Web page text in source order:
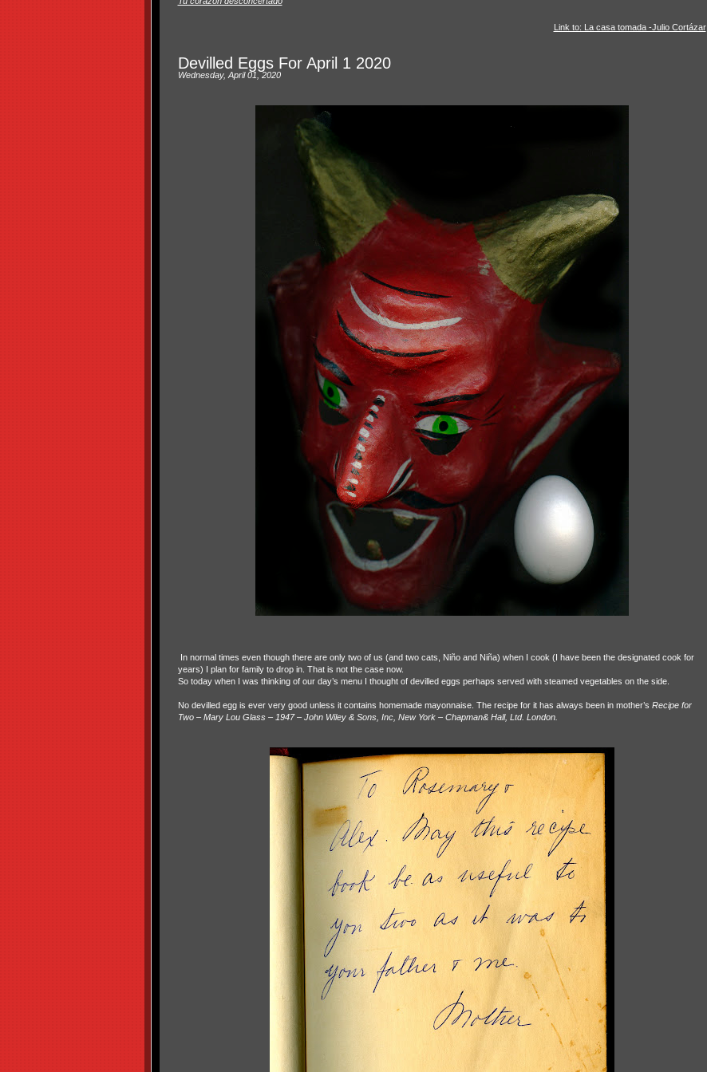
Link to: La casa tomada -Julio Cortázar
Devilled Eggs For April 1 2020
Wednesday, April 01, 2020
In normal times even though there are only two of us (and two cats, Niño and Niña) when I cook (I have been the designated cook for
years) I plan for family to drop in. That is not the case now.
So today when I was thinking of our day’s menu I thought of devilled eggs perhaps served with steamed vegetables on the side.
No devilled egg is ever very good unless it contains homemade mayonnaise. The recipe for it has always been in mother’s Recipe for
Two – Mary Lou Glass – 1947 – John Wiley & Sons, Inc, New York – Chapman& Hall, Ltd. London.